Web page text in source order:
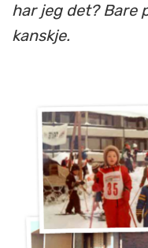
har jeg det? Bare
kanskje.